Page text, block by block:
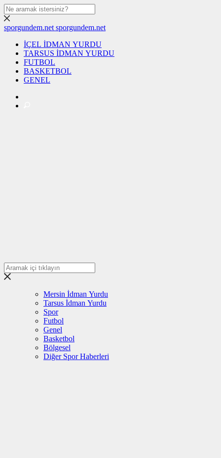
sporgundem.net sporgundem.net
İÇEL İDMAN YURDU
TARSUS İDMAN YURDU
FUTBOL
BASKETBOL
GENEL
Mersin İdman Yurdu
Tarsus İdman Yurdu
Spor
Futbol
Genel
Basketbol
Bölgesel
Diğer Spor Haberleri